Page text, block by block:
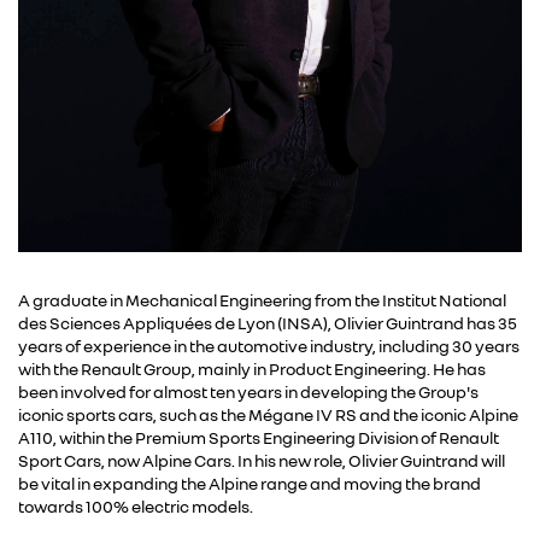
A graduate in Mechanical Engineering from the Institut National
des Sciences Appliquées de Lyon (INSA), Olivier Guintrand has 35
years of experience in the automotive industry, including 30 years
with the Renault Group, mainly in Product Engineering. He has
been involved for almost ten years in developing the Group's
iconic sports cars, such as the Mégane IV RS and the iconic Alpine
A110, within the Premium Sports Engineering Division of Renault
Sport Cars, now Alpine Cars. In his new role, Olivier Guintrand will
be vital in expanding the Alpine range and moving the brand
towards 100% electric models.